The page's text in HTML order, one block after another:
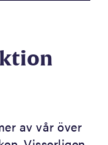
av vår över